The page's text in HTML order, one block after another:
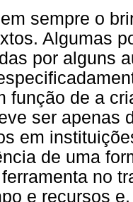
sempre o
Algumas
por alguns
função de a
ser apenas
em
de uma
no
e recursos